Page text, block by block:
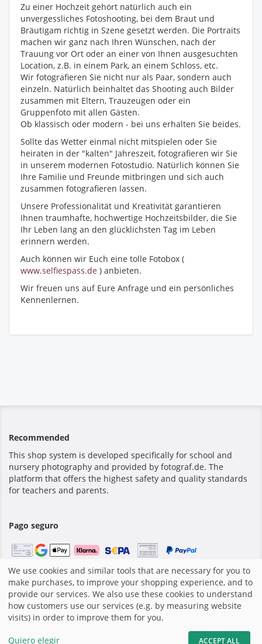
Zu einer Hochzeit gehört natürlich auch ein
unvergessliches Fotoshooting, bei dem Braut und
Bräutigam richtig in Szene gesetzt werden. Die Portraits
machen wir ganz nach Ihren Wünschen, nach der
Trauung vor Ort oder an einer von Ihnen ausgesuchten
Location, z.B. in einem Park, an einem Schloss, etc.
Wir fotografieren Sie nicht nur als Paar, sondern auch
einzeln. Natürlich beinhaltet das Shooting auch Bilder
zusammen mit Eltern, Trauzeugen oder ein
Gruppenfoto mit allen Gästen.
Ob klassisch oder modern - bei uns erhalten Sie beides.
Sollte das Wetter einmal nicht mitspielen oder Sie
heiraten in der "kalten" Jahreszeit, fotografieren wir Sie
in unserem modernen Fotostudio. Natürlich können Sie
Ihre Familie und Freunde mitbringen und sich auch
zusammen fotografieren lassen.
Unsere Professionalität und Kreativität garantieren
Ihnen traumhafte, hochwertige Hochzeitsbilder, die Sie
Ihr Leben lang an den glücklichsten Tag im Leben
erinnern werden.
Auch können wir Euch eine tolle Fotobox (
www.selfiespass.de ) anbieten.
Wir freuen uns auf Eure Anfrage und ein persönliches
Kennenlernen.
Recommended
This shop system is developed specifically for school and
nursery photography and provided by fotograf.de. The
platform that offers the highest safety and quality standards
for teachers and parents.
Pago seguro
Inicio|Imprimir|Términos y Condiciones|Sitio Web por
fotograf.de |
We use cookies and similar tools that are necessary for you to
make purchases, to improve your shopping experience, and to
provide our services. We also use these cookies to understand
how customers use our services (e.g. by measuring website
visits) in order to improve them for you.
Quiero elegir ACCEPT ALL